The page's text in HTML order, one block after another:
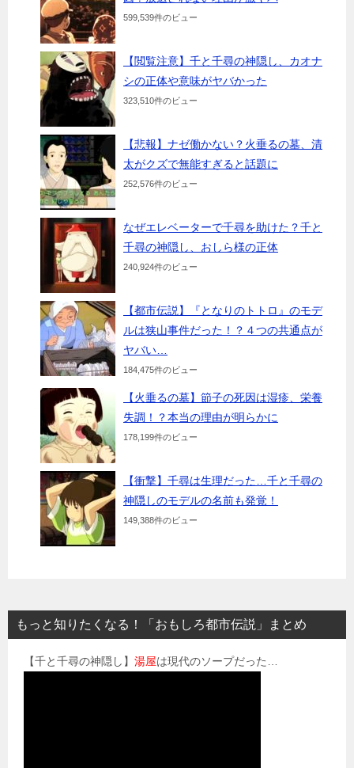
599,539件のビュー
【閲覧注意】千と千尋の神隠し、カオナ
シの正体や意味がヤバかった
323,510件のビュー
【悲報】ナゼ働かない？火垂るの墓、清
太がクズで無能すぎると話題に
252,576件のビュー
なぜエレベーターで千尋を助けた？千と
千尋の神隠し、おしら様の正体
240,924件のビュー
【都市伝説】『となりのトトロ』のモデ
ルは狭山事件だった！？４つの共通点が
ヤバい…
184,475件のビュー
【火垂るの墓】節子の死因は湿疹、栄養
失調！？本当の理由が明らかに
178,199件のビュー
【衝撃】千尋は生理だった…千と千尋の
神隠しのモデルの名前も発覚！
149,388件のビュー
もっと知りたくなる！「おもしろ都市伝説」まとめ
【千と千尋の神隠し】 湯屋は現代のソープだった…